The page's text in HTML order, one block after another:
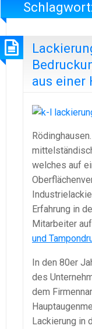
Schlagwort:
aus einer
welches auf
Erfahrung in
Mitarbeiter
und
In den 80er
des
dem
Lackierung in